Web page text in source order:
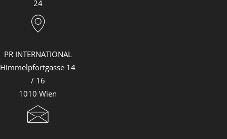
24
PR INTERNATIONAL
Himmelpfortgasse 14
/ 16
1010 Wien